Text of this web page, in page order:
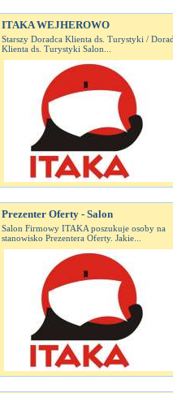
ITAKA WEJHEROWO
Starszy Doradca Klienta ds. Turystyki /
Klienta ds. Turystyki Salon...
Prezenter Oferty - Salon
Salon Firmowy ITAKA poszukuje osoby na
stanowisko Prezentera Oferty. Jakie...